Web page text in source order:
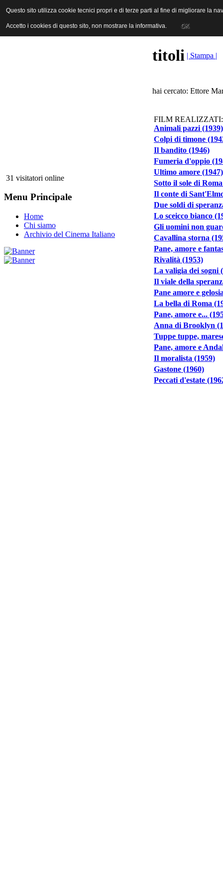
ANICA | Associazione Nazionale Industrie Cinematografiche
31 visitatori online
Menu Principale
Home
Chi siamo
Archivio del Cinema Italiano
titoli | Stampa |
hai cercato: Ettore
FILM REALIZZATI:
Animali pazzi (1939)
Colpi di timone
Il bandito (1946)
Fumeria d'oppio
Ultimo amore (1947)
Sotto il sole di
Il conte di
Due soldi di
Lo sceicco bianco
Gli uomini non
Cavallina storna
Pane, amore e
Rivalità (1953)
La valigia dei sogni
Il viale della
Pane amore e
La bella di Roma
Pane, amore e...
Anna di Brooklyn
Tuppe tuppe,
Pane, amore e
Il moralista (1959)
Gastone (1960)
Peccati d'estate
Questo sito utilizza cookie tecnici propri e di terze parti al fine di migliorare la
Accetto i cookies di questo sito, non mostrare la informativa. OK
Questo sito utilizza cookie tecnici propri e di terze parti al fine di migliorare la
Accetto i cookies di questo sito, non mostrare la informativa. OK